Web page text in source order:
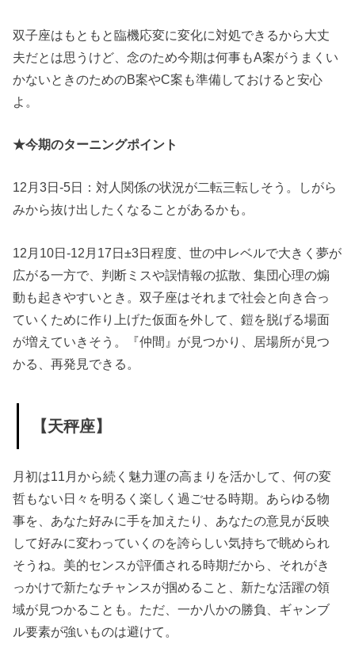
双子座はもともと臨機応変に変化に対処できるから大丈
夫だとは思うけど、念のため今期は何事もA案がうまくい
かないときのためのB案やC案も準備しておけると安心
よ。
★今期のターニングポイント
12月3日-5日：対人関係の状況が二転三転しそう。しがら
みから抜け出したくなることがあるかも。
12月10日-12月17日±3日程度、世の中レベルで大きく夢が
広がる一方で、判断ミスや誤情報の拡散、集団心理の煽
動も起きやすいとき。双子座はそれまで社会と向き合っ
ていくために作り上げた仮面を外して、鎧を脱げる場面
が増えていきそう。『仲間』が見つかり、居場所が見つ
かる、再発見できる。
【天秤座】
月初は11月から続く魅力運の高まりを活かして、何の変
哲もない日々を明るく楽しく過ごせる時期。あらゆる物
事を、あなた好みに手を加えたり、あなたの意見が反映
して好みに変わっていくのを誇らしい気持ちで眺められ
そうね。美的センスが評価される時期だから、それがき
っかけで新たなチャンスが掴めること、新たな活躍の領
域が見つかることも。ただ、一か八かの勝負、ギャンブ
ル要素が強いものは避けて。